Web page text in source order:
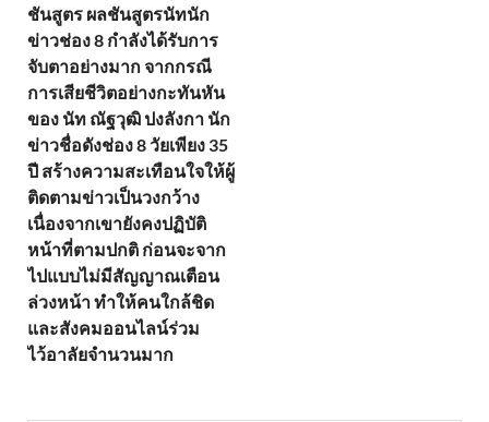
ชันสูตร ผลชันสูตรนัทนัก
ข่าวช่อง 8 กำลังได้รับการ
จับตาอย่างมาก จากกรณี
การเสียชีวิตอย่างกะทันหัน
ของ นัท ณัฐวุฒิ ปงลังกา นัก
ข่าวชื่อดังช่อง 8 วัยเพียง 35
ปี สร้างความสะเทือนใจให้ผู้
ติดตามข่าวเป็นวงกว้าง
เนื่องจากเขายังคงปฏิบัติ
หน้าที่ตามปกติ ก่อนจะจาก
ไปแบบไม่มีสัญญาณเตือน
ล่วงหน้า ทำให้คนใกล้ชิด
และสังคมออนไลน์ร่วม
ไว้อาลัยจำนวนมาก